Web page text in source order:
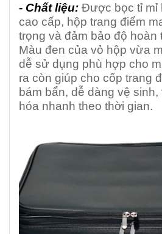
- Chất liệu: Được bọc tỉ mỉ
cao cấp, hộp trang điểm
trọng và đảm bảo độ hoàn
Màu đen của vỏ hộp vừa
dễ sử dụng phù hợp cho
ra còn giúp cho cốp trang
bám bẩn, dễ dàng vệ
hóa nhanh theo thời gian.